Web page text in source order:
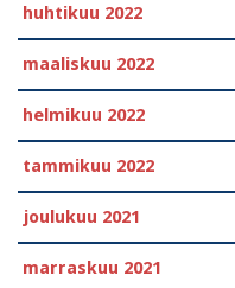
huhtikuu 2022
maaliskuu 2022
helmikuu 2022
tammikuu 2022
joulukuu 2021
marraskuu 2021